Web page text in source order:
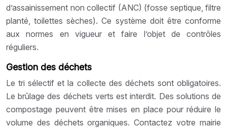
d’assainissement non collectif (ANC) (fosse septique, filtre
planté, toilettes sèches). Ce système doit être conforme
aux normes en vigueur et faire l’objet de contrôles
réguliers.
Gestion des déchets
Le tri sélectif et la collecte des déchets sont obligatoires.
Le brûlage des déchets verts est interdit. Des solutions de
compostage peuvent être mises en place pour réduire le
volume des déchets organiques. Contactez votre mairie